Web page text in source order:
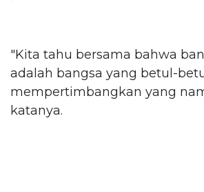
"Kita tahu bersama bahwa
adalah bangsa yang betul-
mempertimbangkan yang
katanya.